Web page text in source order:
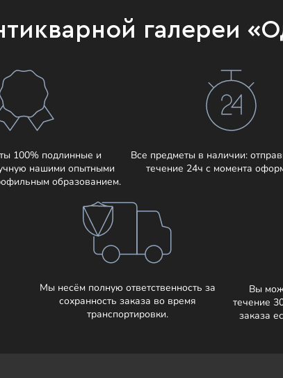
галереи
100% подлинные и
нашими опытными
образованием.
Все предметы в наличии:
течение 24ч с момента
Мы несём полную ответственность за
сохранность заказа во время
транспортировки.
Вы
течение
заказа